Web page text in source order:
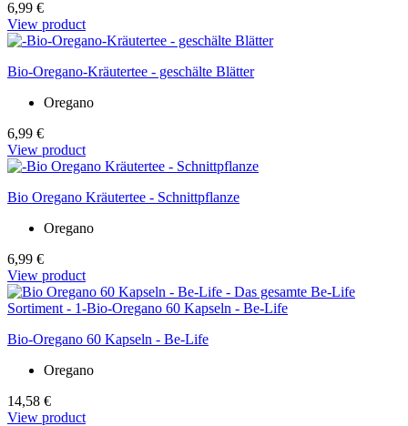
6,99 €
View product
Bio-Oregano-Kräutertee - geschälte Blätter
Oregano
6,99 €
View product
Bio Oregano Kräutertee - Schnittpflanze
Oregano
6,99 €
View product
Bio-Oregano 60 Kapseln - Be-Life
Oregano
14,58 €
View product